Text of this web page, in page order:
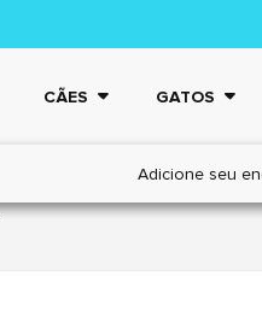
CÃES GATOS
Adicione seu